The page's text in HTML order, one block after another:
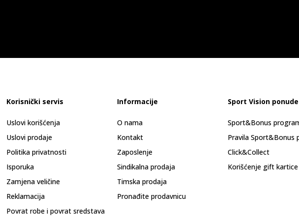
Korisnički servis
Uslovi korišćenja
Uslovi prodaje
Politika privatnosti
Isporuka
Zamjena veličine
Reklamacija
Povrat robe i povrat sredstava
Informacije
O nama
Kontakt
Zaposlenje
Sindikalna prodaja
Timska prodaja
Pronađite prodavnicu
Sport Vision ponude
Sport&Bonus
Pravila Sport&Bonus
Click&Collect
Korišćenje gift kartice